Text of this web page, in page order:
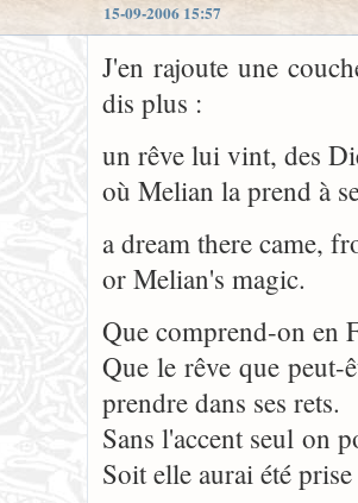
15-09-2006 15:57
J'en rajoute une
dis plus :
un rêve lui vint, des
où Melian la prend à
a dream there came,
or Melian's magic.
Que comprend-on en
Que le rêve que
prendre dans ses rets.
Sans l'accent seul on
Soit elle aurai été